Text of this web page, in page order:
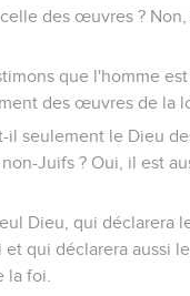
des œuvres ?
que l'homme
des œuvres de la
il seulement le Dieu
Juifs ? Oui, il est
Dieu, qui déclarera
et qui déclarera aussi
la foi.